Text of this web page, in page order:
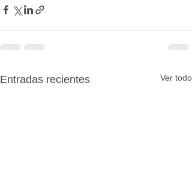
Entradas recientes Ver todo